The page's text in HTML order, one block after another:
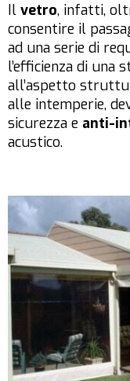
Il vetro, infatti,
consentire il
ad una serie di
l’efficienza di una
all’aspetto
alle intemperie,
sicurezza e anti-
acustico.